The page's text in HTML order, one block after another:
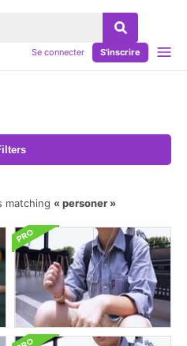
Se connecter S'inscrire
matching
personer